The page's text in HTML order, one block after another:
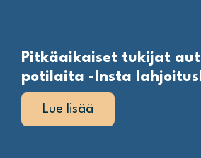
Pitkäaikaiset tukijat
potilaita -Insta
Lue lisää